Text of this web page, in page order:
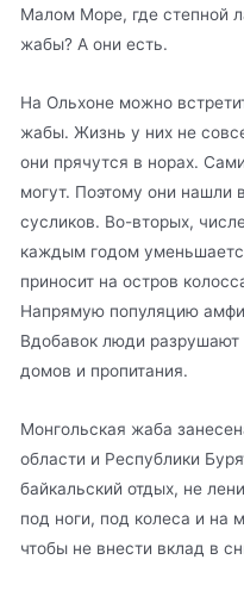
Малом Море, где степной
жабы? А они есть.
На Ольхоне можно
жабы. Жизнь у них не
они прячутся в норах.
могут. Поэтому они нашли
сусликов. Во-вторых,
каждым годом
приносит на остров
Напрямую популяцию
Вдобавок люди
домов и пропитания.
Монгольская жаба
области и Республики
байкальский отдых, не
под ноги, под колеса и на
чтобы не внести вклад в